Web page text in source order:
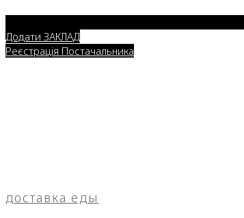
Додати ЗАКЛАД
Реєстрація Постачальника
доставка еды